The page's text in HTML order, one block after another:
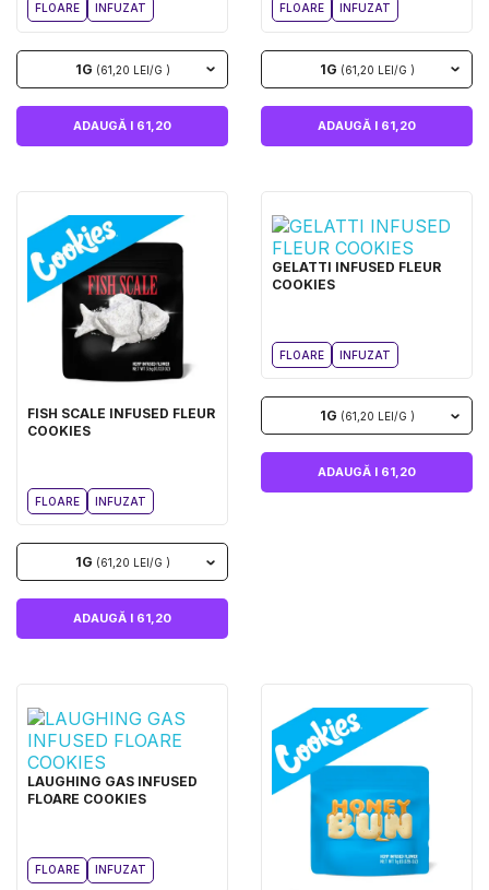
FLOARE INFUZAT
1G (61,20 LEI/G )
ADAUGĂ I 61,20
FLOARE INFUZAT
1G (61,20 LEI/G )
ADAUGĂ I 61,20
FISH SCALE INFUSED FLEUR
COOKIES
FLOARE INFUZAT
1G (61,20 LEI/G )
ADAUGĂ I 61,20
GELATTI INFUSED FLEUR
COOKIES
FLOARE INFUZAT
1G (61,20 LEI/G )
ADAUGĂ I 61,20
LAUGHING GAS INFUSED
FLOARE COOKIES
FLOARE INFUZAT